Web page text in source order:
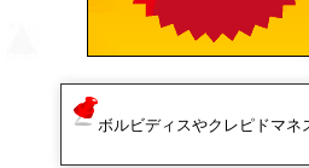
ボルビディスやクレピドマ